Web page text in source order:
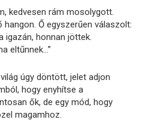
kedvesen rám mosolygott.
hangon. Ő egyszerűen válaszolt:
igazán, honnan jöttek.
eltűnnek…”
úgy döntött, jelet adjon
hogy enyhítse a
ők, de egy mód, hogy
magamhoz.